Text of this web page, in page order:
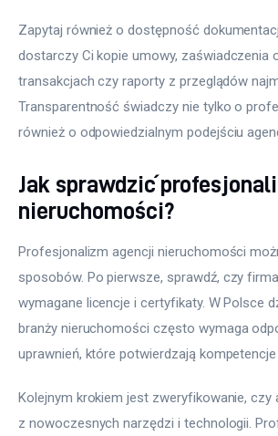
Zapytaj również o dostępność
dostarczy Ci kopie umowy, zaświadczenia
transakcjach czy raporty z przeglądów
Transparentność świadczy nie tylko o
również o odpowiedzialnym podejściu
Jak sprawdzić
nieruchomości?
Profesjonalizm agencji nieruchomości
sposobów. Po pierwsze, sprawdź, czy
wymagane licencje i certyfikaty. W Polsce
branży nieruchomości często wymaga
uprawnień, które potwierdzają kompetencje
Kolejnym krokiem jest zweryfikowanie, czy
z nowoczesnych narzędzi i technologii.